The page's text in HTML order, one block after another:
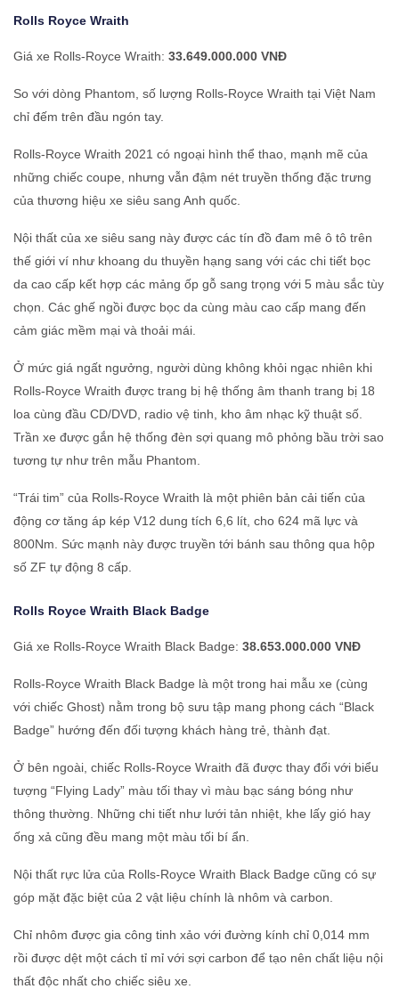
Rolls Royce Wraith
Giá xe Rolls-Royce Wraith: 33.649.000.000 VNĐ
So với dòng Phantom, số lượng Rolls-Royce Wraith tại Việt Nam
chỉ đếm trên đầu ngón tay.
Rolls-Royce Wraith 2021 có ngoại hình thể thao, mạnh mẽ của
những chiếc coupe, nhưng vẫn đậm nét truyền thống đặc trưng
của thương hiệu xe siêu sang Anh quốc.
Nội thất của xe siêu sang này được các tín đồ đam mê ô tô trên
thế giới ví như khoang du thuyền hạng sang với các chi tiết bọc
da cao cấp kết hợp các mảng ốp gỗ sang trọng với 5 màu sắc tùy
chọn. Các ghế ngồi được bọc da cùng màu cao cấp mang đến
cảm giác mềm mại và thoải mái.
Ở mức giá ngất ngưởng, người dùng không khỏi ngạc nhiên khi
Rolls-Royce Wraith được trang bị hệ thống âm thanh trang bị 18
loa cùng đầu CD/DVD, radio vệ tinh, kho âm nhạc kỹ thuật số.
Trần xe được gắn hệ thống đèn sợi quang mô phỏng bầu trời sao
tương tự như trên mẫu Phantom.
“Trái tim” của Rolls-Royce Wraith là một phiên bản cải tiến của
động cơ tăng áp kép V12 dung tích 6,6 lít, cho 624 mã lực và
800Nm. Sức mạnh này được truyền tới bánh sau thông qua hộp
số ZF tự động 8 cấp.
Rolls Royce Wraith Black Badge
Giá xe Rolls-Royce Wraith Black Badge: 38.653.000.000 VNĐ
Rolls-Royce Wraith Black Badge là một trong hai mẫu xe (cùng
với chiếc Ghost) nằm trong bộ sưu tập mang phong cách “Black
Badge” hướng đến đối tượng khách hàng trẻ, thành đạt.
Ở bên ngoài, chiếc Rolls-Royce Wraith đã được thay đổi với biểu
tượng “Flying Lady” màu tối thay vì màu bạc sáng bóng như
thông thường. Những chi tiết như lưới tản nhiệt, khe lấy gió hay
ống xả cũng đều mang một màu tối bí ẩn.
Nội thất rực lửa của Rolls-Royce Wraith Black Badge cũng có sự
góp mặt đặc biệt của 2 vật liệu chính là nhôm và carbon.
Chỉ nhôm được gia công tinh xảo với đường kính chỉ 0,014 mm
rồi được dệt một cách tỉ mỉ với sợi carbon để tạo nên chất liệu nội
thất độc nhất cho chiếc siêu xe.